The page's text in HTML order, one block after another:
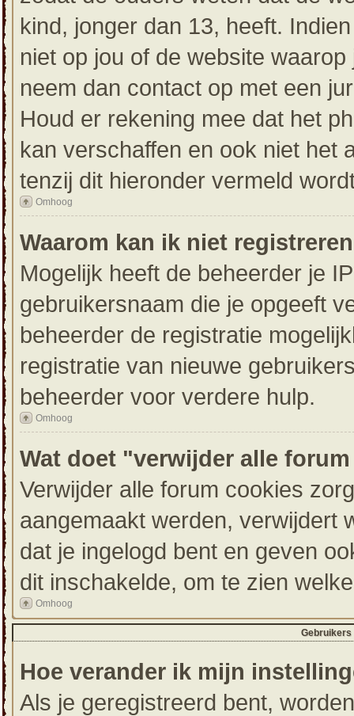
kind, jonger dan 13, heeft.
niet op jou of de website
neem dan contact op met een
Houd er rekening mee dat het
kan verschaffen en ook niet het
tenzij dit hieronder vermeld
Omhoog
Waarom kan ik niet
Mogelijk heeft de beheerder je
gebruikersnaam die je opgeeft
beheerder de registratie
registratie van nieuwe
beheerder voor verdere hulp.
Omhoog
Wat doet "verwijder alle
Verwijder alle forum cookies
aangemaakt werden, verwijdert
dat je ingelogd bent en geven
dit inschakelde, om te zien
Omhoog
Gebruikers
Hoe verander ik mijn
Als je geregistreerd bent,